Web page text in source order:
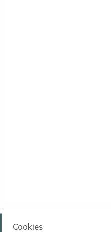
Cookies
Wessmans Musikförlag AB